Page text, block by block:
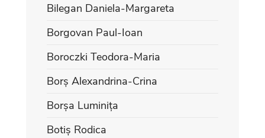
Bilegan Daniela-Margareta
Borgovan Paul-Ioan
Boroczki Teodora-Maria
Borș Alexandrina-Crina
Borșa Luminița
Botiș Rodica